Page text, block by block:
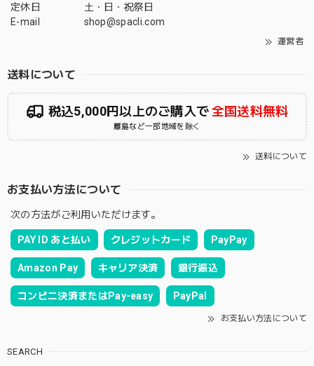
定休日
土・日・祝祭日
E-mail
shop@spacli.com
運営者
送料について
税込5,000円以上のご購入で全国送料無料
離島など一部地域を除く
送料について
お支払い方法について
次の方法がご利用いただけます。
PAY ID あと払い クレジットカード PayPay
Amazon Pay キャリア決済 銀行振込
コンビニ決済またはPay-easy PayPal
お支払い方法について
SEARCH